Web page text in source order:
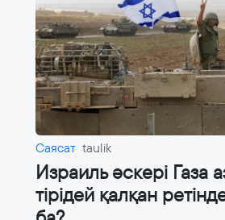
Саясат taulik
Израиль әскері Газа
тірідей қалқан